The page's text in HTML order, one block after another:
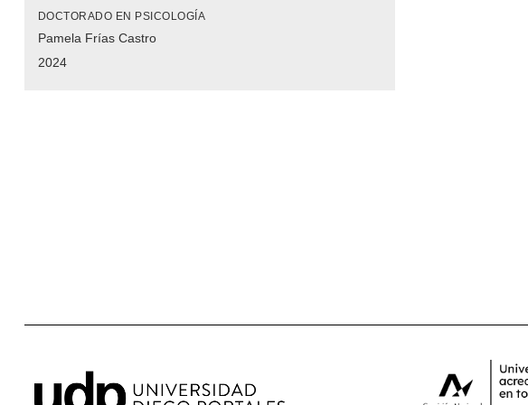
DOCTORADO EN PSICOLOGÍA
Pamela Frías Castro
2024